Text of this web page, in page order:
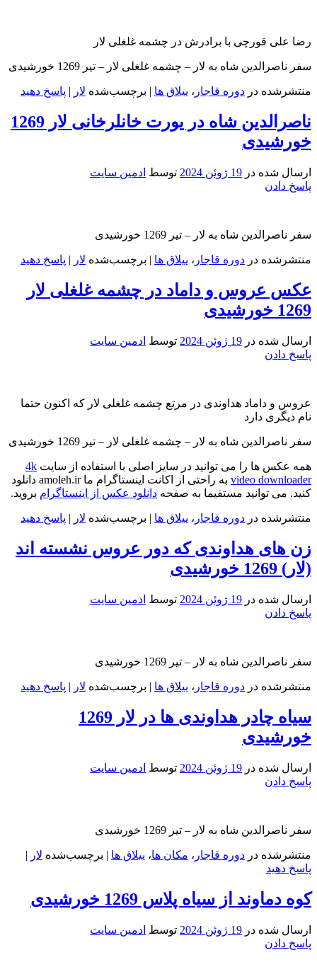
رضا علی قورچی با برادرش در چشمه غلغلی لار
سفر ناصرالدین شاه به لار – چشمه غلغلی لار – تیر 1269 خورشیدی
منتشرشده در دوره قاجار ، ییلاق ها برچسب‌شده لار پاسخ دهید
ناصرالدین شاه در یورت خانلرخانی لار 1269
خورشیدی
ارسال شده در 19 ژوئن 2024 توسط ادمین سایت
پاسخ دادن
سفر ناصرالدین شاه به لار – تیر 1269 خورشیدی
منتشرشده در دوره قاجار ، ییلاق ها | برچسب‌شده لار | پاسخ دهید
عکس عروس و داماد در چشمه غلغلی لار
1269 خورشیدی
ارسال شده در 19 ژوئن 2024 توسط ادمین سایت
پاسخ دادن
عروس و داماد هداوندی در مرتع چشمه غلغلی لار که اکنون حتما
نام دیگری دارد
سفر ناصرالدین شاه به لار – چشمه غلغلی لار – تیر 1269 خورشیدی
همه عکس ها را می توانید در سایز اصلی با استفاده از سایت 4k
video downloader
به راحتی از اکانت اینستاگرام ما amoleh.ir دانلود
کنید. می توانید مستقیما به صفحه دانلود عکس از اینستاگرام بروید.
منتشرشده در دوره قاجار ، ییلاق ها | برچسب‌شده لار | پاسخ دهید
زن های هداوندی که دور عروس نشسته اند
(لار) 1269 خورشیدی
ارسال شده در 19 ژوئن 2024 توسط ادمین سایت
پاسخ دادن
سفر ناصرالدین شاه به لار – تیر 1269 خورشیدی
منتشرشده در دوره قاجار ، ییلاق ها | برچسب‌شده لار | پاسخ دهید
سیاه چادر هداوندی ها در لار 1269
خورشیدی
ارسال شده در 19 ژوئن 2024 توسط ادمین سایت
پاسخ دادن
سفر ناصرالدین شاه به لار – تیر 1269 خورشیدی
منتشرشده در دوره قاجار ، مکان ها، ییلاق ها | برچسب‌شده لار |
پاسخ دهید
کوه دماوند از سیاه پلاس 1269 خورشیدی
ارسال شده در 19 ژوئن 2024 توسط ادمین سایت
پاسخ دادن